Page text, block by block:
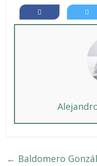
← Baldomero